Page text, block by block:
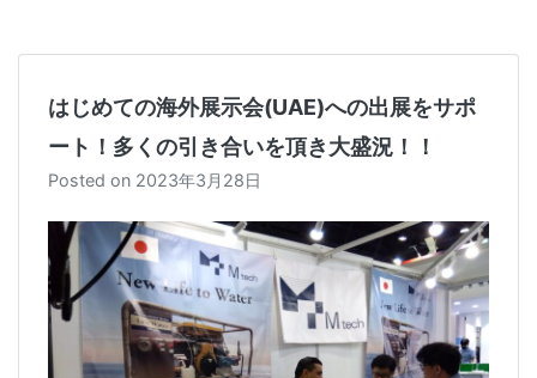
はじめての海外展示会(UAE)への出展をサポ
ート！多くの引き合いを頂き大盛況！！
Posted on 2023年3月28日